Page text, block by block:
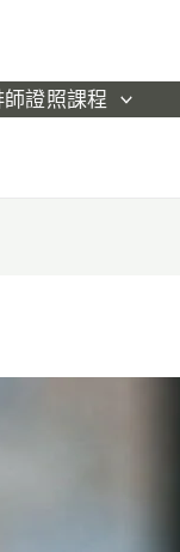
證照課程